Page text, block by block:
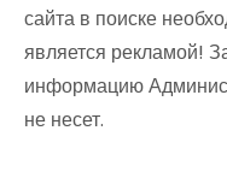
сайта в поиске
является рекламой!
информацию
не несет.